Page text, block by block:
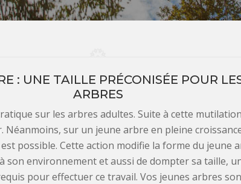
: UNE TAILLE PRÉCONISÉE POUR
ARBRES
sur les arbres adultes. Suite à cette
sur un jeune arbre en pleine
possible. Cette action modifie la forme du jeune
son environnement et aussi de dompter sa taille,
pour effectuer ce travail. Vos jeunes arbres